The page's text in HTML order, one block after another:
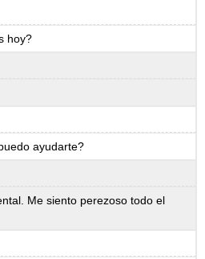
hoy?
ayudarte?
Me siento perezoso todo el